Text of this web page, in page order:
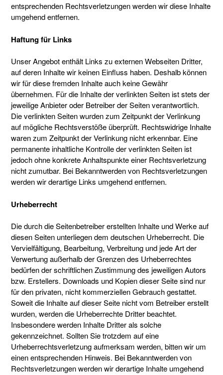
entsprechenden Rechtsverletzungen werden wir diese Inhalte
umgehend entfernen.
Haftung für Links
Unser Angebot enthält Links zu externen Webseiten Dritter,
auf deren Inhalte wir keinen Einfluss haben. Deshalb können
wir für diese fremden Inhalte auch keine Gewähr
übernehmen. Für die Inhalte der verlinkten Seiten ist stets der
jeweilige Anbieter oder Betreiber der Seiten verantwortlich.
Die verlinkten Seiten wurden zum Zeitpunkt der Verlinkung
auf mögliche Rechtsverstöße überprüft. Rechtswidrige Inhalte
waren zum Zeitpunkt der Verlinkung nicht erkennbar. Eine
permanente inhaltliche Kontrolle der verlinkten Seiten ist
jedoch ohne konkrete Anhaltspunkte einer Rechtsverletzung
nicht zumutbar. Bei Bekanntwerden von Rechtsverletzungen
werden wir derartige Links umgehend entfernen.
Urheberrecht
Die durch die Seitenbetreiber erstellten Inhalte und Werke auf
diesen Seiten unterliegen dem deutschen Urheberrecht. Die
Vervielfältigung, Bearbeitung, Verbreitung und jede Art der
Verwertung außerhalb der Grenzen des Urheberrechtes
bedürfen der schriftlichen Zustimmung des jeweiligen Autors
bzw. Erstellers. Downloads und Kopien dieser Seite sind nur
für den privaten, nicht kommerziellen Gebrauch gestattet.
Soweit die Inhalte auf dieser Seite nicht vom Betreiber erstellt
wurden, werden die Urheberrechte Dritter beachtet.
Insbesondere werden Inhalte Dritter als solche
gekennzeichnet. Sollten Sie trotzdem auf eine
Urheberrechtsverletzung aufmerksam werden, bitten wir um
einen entsprechenden Hinweis. Bei Bekanntwerden von
Rechtsverletzungen werden wir derartige Inhalte umgehend